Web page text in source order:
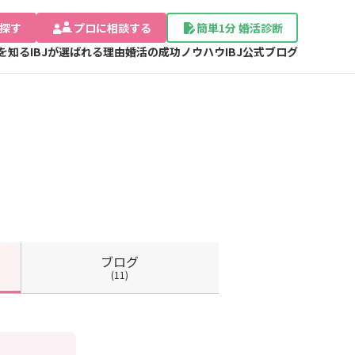
す プロに相談する
簡単1分 婚活診断
知るIBJが選ばれる理由婚活の成功ノウハウIBJ公式ブログ
ブログ
(11)